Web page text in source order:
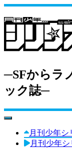
─SFからラ
ック誌─
toggle navigation
月刊少年シ
月刊少年シ